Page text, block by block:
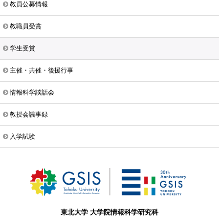
教員公募情報
教職員受賞
学生受賞
主催・共催・後援行事
情報科学談話会
教授会議事録
入学試験
東北大学 大学院情報科学研究科